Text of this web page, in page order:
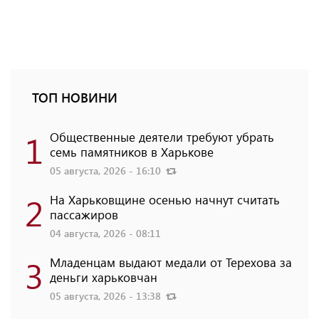
ТОП НОВИНИ
1 Общественные деятели требуют убрать
семь памятников в Харькове
05 августа, 2026 - 16:10
2 На Харьковщине осенью начнут считать
пассажиров
04 августа, 2026 - 08:11
3 Младенцам выдают медали от Терехова за
деньги харьковчан
05 августа, 2026 - 13:38